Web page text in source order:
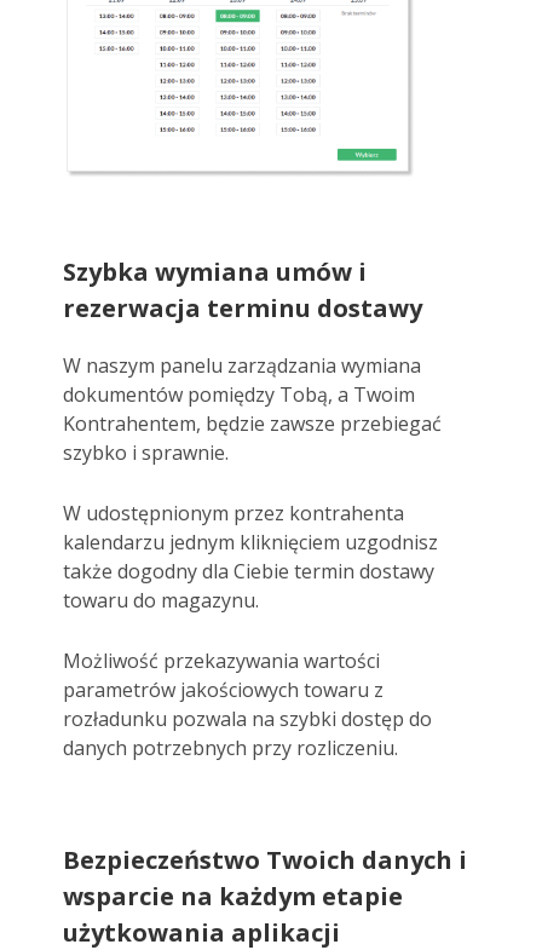
Szybka wymiana umów i
rezerwacja terminu dostawy
W naszym panelu zarządzania wymiana
dokumentów pomiędzy Tobą, a Twoim
Kontrahentem, będzie zawsze przebiegać
szybko i sprawnie.
W udostępnionym przez kontrahenta
kalendarzu jednym kliknięciem uzgodnisz
także dogodny dla Ciebie termin dostawy
towaru do magazynu.
Możliwość przekazywania wartości
parametrów jakościowych towaru z
rozładunku pozwala na szybki dostęp do
danych potrzebnych przy rozliczeniu.
Bezpieczeństwo Twoich danych i
wsparcie na każdym etapie
użytkowania aplikacji